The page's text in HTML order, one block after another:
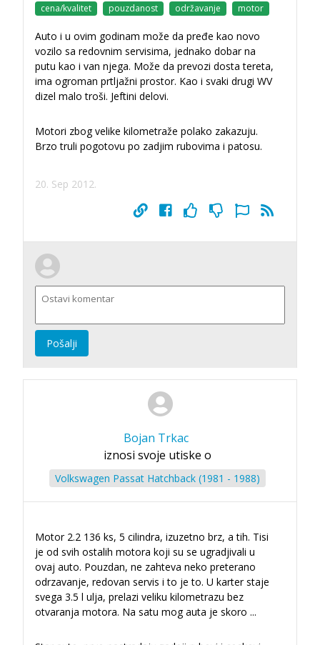
cena/kvalitet pouzdanost održavanje motor
Auto i u ovim godinam može da pređe kao novo
vozilo sa redovnim servisima, jednako dobar na
putu kao i van njega. Može da prevozi dosta tereta,
ima ogroman prtljažni prostor. Kao i svaki drugi WV
dizel malo troši. Jeftini delovi.
Motori zbog velike kilometraže polako zakazuju.
Brzo truli pogotovu po zadjim rubovima i patosu.
20. Sep 2012.
Pošalji
Bojan Trkac
iznosi svoje utiske o
Volkswagen Passat Hatchback (1981 - 1988)
Motor 2.2 136 ks, 5 cilindra, izuzetno brz, a tih. Tisi
je od svih ostalih motora koji su se ugradjivali u
ovaj auto. Pouzdan, ne zahteva neko preterano
odrzavanje, redovan servis i to je to. U karter staje
svega 3.5 l ulja, prelazi veliku kilometrazu bez
otvaranja motora. Na satu mog auta je skoro ...